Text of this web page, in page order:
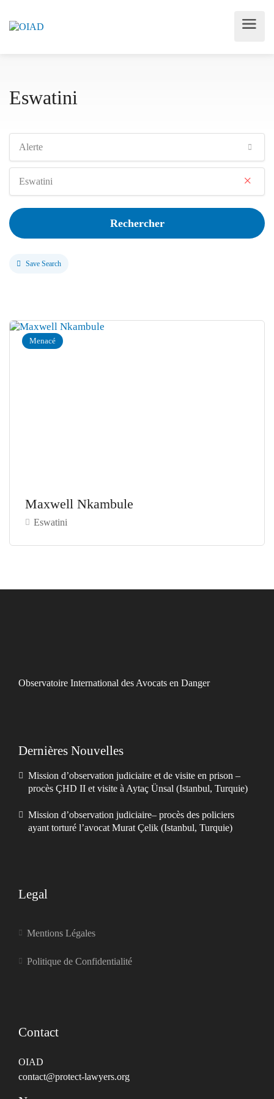
Eswatini
Alerte
Eswatini ×
Rechercher
Save Search
Menacé
Maxwell Nkambule
Eswatini
Observatoire International des Avocats en Danger
Dernières Nouvelles
Mission d’observation judiciaire et de visite en prison –
procès ÇHD II et visite à Aytaç Ünsal (Istanbul, Turquie)
Mission d’observation judiciaire– procès des policiers
ayant torturé l’avocat Murat Çelik (Istanbul, Turquie)
Legal
Mentions Légales
Politique de Confidentialité
Contact
OIAD
contact@protect-lawyers.org